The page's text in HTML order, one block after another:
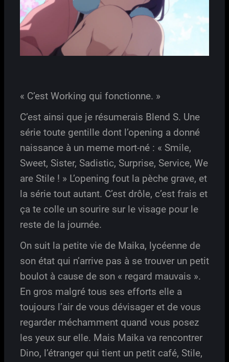
« C’est Working qui fonctionne. »
C’est ainsi que je résumerais Blend S. Une
série toute gentille dont l’opening a donné
naissance à un meme mort-né : « Smile,
Sweet, Sister, Sadistic, Surprise, Service, We
are Stile ! » L’opening fout la pèche grave, et
la série tout autant. C’est drôle, c’est frais et
ça te colle un sourire sur le visage pour le
reste de la journée.
On suit la petite vie de Maika, lycéenne de
son état qui n’arrive pas à se trouver un petit
boulot à cause de son « regard mauvais ».
En gros malgré tous ses efforts elle a
toujours l’air de vous dévisager et de vous
regarder méchamment quand vous posez
les yeux sur elle. Mais Maika va rencontrer
Dino, l’étranger qui tient un petit café, Stile,